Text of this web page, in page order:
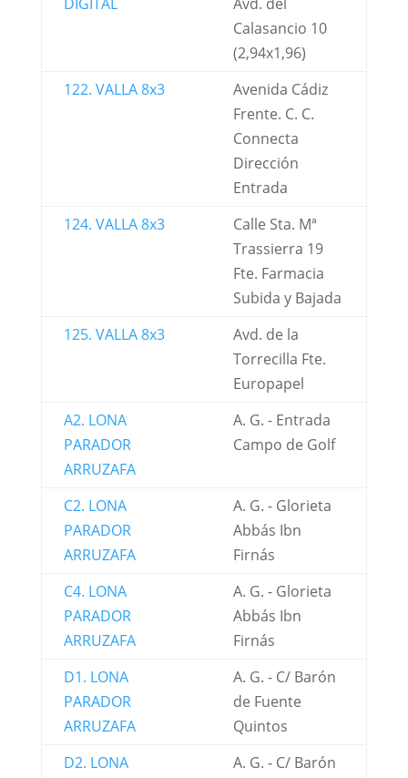
Calasancio 10
(2,94x1,96)
122. VALLA 8x3
Avenida Cádiz
Frente. C. C.
Connecta
Dirección
Entrada
124. VALLA 8x3
Calle Sta. Mª
Trassierra 19
Fte. Farmacia
Subida y Bajada
125. VALLA 8x3
Avd. de la
Torrecilla Fte.
Europapel
A2. LONA
PARADOR
ARRUZAFA
A. G. - Entrada
Campo de Golf
C2. LONA
PARADOR
ARRUZAFA
A. G. - Glorieta
Abbás Ibn
Firnás
C4. LONA
PARADOR
ARRUZAFA
A. G. - Glorieta
Abbás Ibn
Firnás
D1. LONA
PARADOR
ARRUZAFA
A. G. - C/ Barón
de Fuente
Quintos
D2. LONA
A. G. - C/ Barón